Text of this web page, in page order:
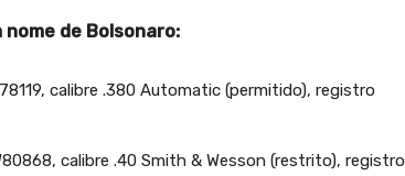
de Bolsonaro:
calibre .380 Automatic (permitido), registro
calibre .40 Smith & Wesson (restrito), registro